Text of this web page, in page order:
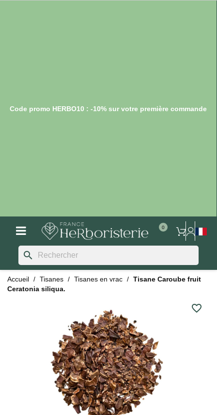
Code promo HERBO10 : -10% sur votre première commande
search
Accueil Tisanes Tisanes en vrac
Tisane Caroube fruit
Ceratonia siliqua.
favorite_border